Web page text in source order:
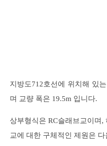
지방도712호선에 위치해 있
며 교량 폭은 19.5m 입니다.
상부형식은 RC슬래브교이며,
교에 대한 구체적인 제원은